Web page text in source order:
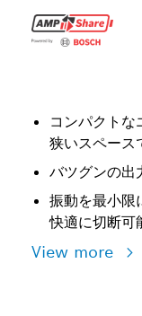
コンパクトな
狭いスペース
バツグンの出
振動を最小限
快適に切断可
View more